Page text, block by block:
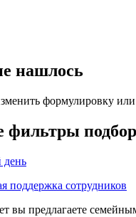
нашлось
формулировку
поддержка сотрудников
вы предлагаете